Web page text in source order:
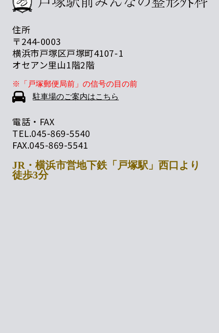
住所
〒244-0003
横浜市戸塚区戸塚町4107-1
オセアン里山1階2階
※「戸塚郵便局前」の信号の目の前
駐車場のご案内はこちら
電話・FAX
TEL.045-869-5540
FAX.045-869-5541
JR・横浜市営地下鉄「戸塚駅」西口より
徒歩3分